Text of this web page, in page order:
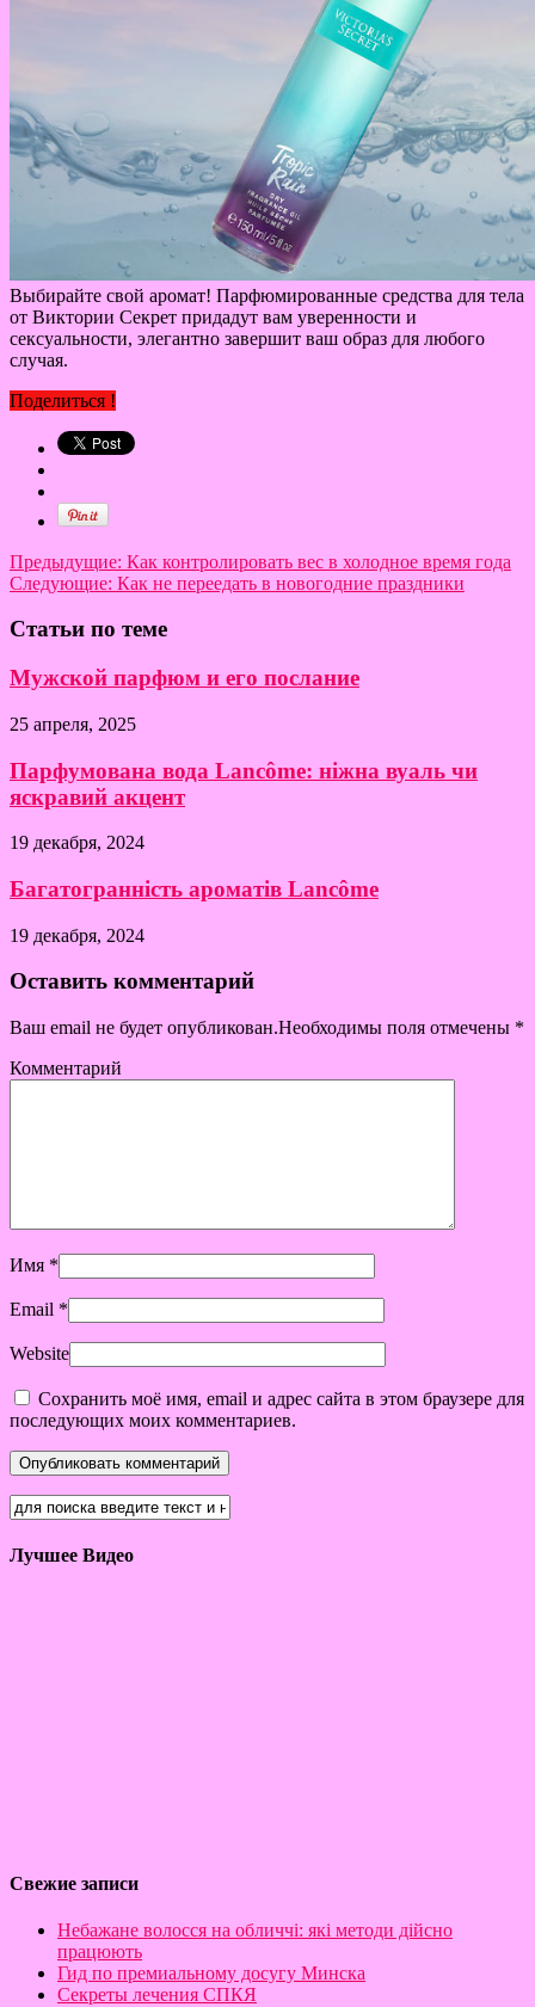
Выбирайте свой аромат! Парфюмированные средства для тела
от Виктории Секрет придадут вам уверенности и
сексуальности, элегантно завершит ваш образ для любого
случая.
Поделиться !
Предыдущие: Как контролировать вес в холодное время года
Следующие: Как не переедать в новогодние праздники
Статьи по теме
Мужской парфюм и его послание
25 апреля, 2025
Парфумована вода Lancôme: ніжна вуаль чи
яскравий акцент
19 декабря, 2024
Багатогранність ароматів Lancôme
19 декабря, 2024
Оставить комментарий
Ваш email не будет опубликован.Необходимы поля отмечены *
Комментарий
Имя *
Email *
Website
Сохранить моё имя, email и адрес сайта в этом браузере для
последующих моих комментариев.
Лучшее Видео
Свежие записи
Небажане волосся на обличчі: які методи дійсно
працюють
Гид по премиальному досугу Минска
Секреты лечения СПКЯ